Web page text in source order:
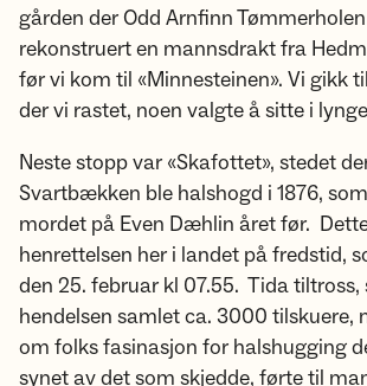
gården der Odd Arnfinn
rekonstruert en mannsdrakt fra
før vi kom til «Minnesteinen». Vi gikk
der vi rastet, noen valgte å sitte i
Neste stopp var «Skafottet», stedet
Svartbækken ble halshogd i 1876,
mordet på Even Dæhlin året før.
henrettelsen her i landet på fredstid,
den 25. februar kl 07.55. Tida tiltross,
hendelsen samlet ca. 3000 tilskuere,
om folks fasinasjon for halshugging
synet av det som skjedde, førte til